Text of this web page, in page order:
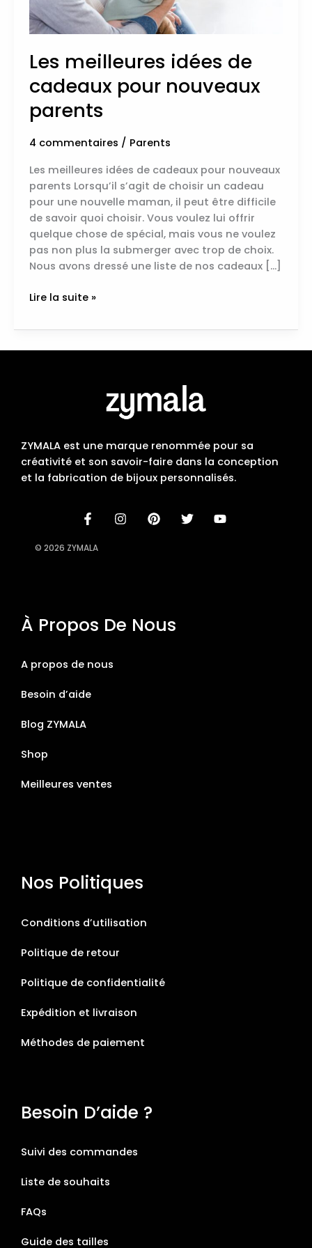
Les meilleures idées de
cadeaux pour nouveaux
parents
4 commentaires / Parents
Les meilleures idées de cadeaux pour nouveaux
parents Lorsqu’il s’agit de choisir un cadeau
pour une nouvelle maman, il peut être difficile
de savoir quoi choisir. Vous voulez lui offrir
quelque chose de spécial, mais vous ne voulez
pas non plus la submerger avec trop de choix.
Nous avons dressé une liste de nos cadeaux […]
Lire la suite »
ZYMALA est une marque renommée pour sa
créativité et son savoir-faire dans la conception
et la fabrication de bijoux personnalisés.
© 2026 ZYMALA
À Propos De Nous
A propos de nous
Besoin d’aide
Blog ZYMALA
Shop
Meilleures ventes
Nos Politiques
Conditions d’utilisation
Politique de retour
Politique de confidentialité
Expédition et livraison
Méthodes de paiement
Besoin D’aide ?
Suivi des commandes
Liste de souhaits
FAQs
Guide des tailles